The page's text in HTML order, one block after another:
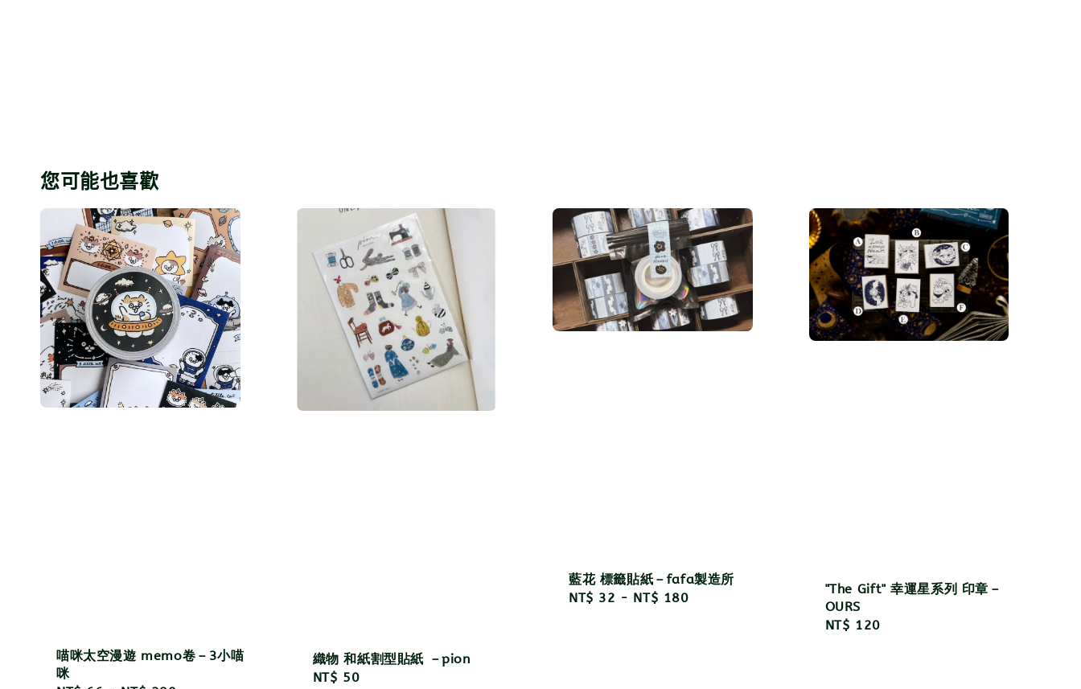
您可能也喜歡
喵咪太空漫遊 memo卷－3小喵
咪
織物 和紙割型貼紙 －pion
Regular
NT$ 50
藍花 標籤貼紙－fafa製造所
Regular
NT$ 32 - NT$ 180
"The Gift" 幸運星系列 印章－
OURS
Regular
NT$ 120